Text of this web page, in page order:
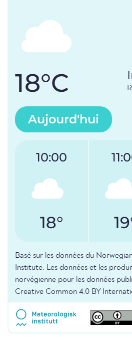
18°C
Aujourd'hui
10:00
18°
Basé sur les données du
Institute. Les données et les
norvégienne pour les données
Creative Common 4.0 BY